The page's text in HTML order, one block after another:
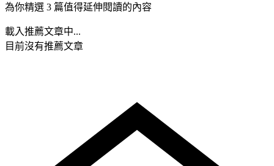
為你精選 3 篇值得延伸閱讀的內容
載入推薦文章中...
目前沒有推薦文章